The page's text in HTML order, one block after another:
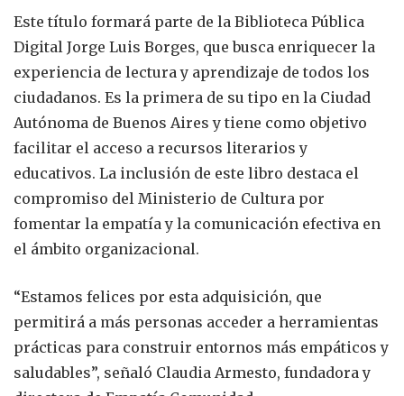
Este título formará parte de la Biblioteca Pública
Digital Jorge Luis Borges, que busca enriquecer la
experiencia de lectura y aprendizaje de todos los
ciudadanos. Es la primera de su tipo en la Ciudad
Autónoma de Buenos Aires y tiene como objetivo
facilitar el acceso a recursos literarios y
educativos. La inclusión de este libro destaca el
compromiso del Ministerio de Cultura por
fomentar la empatía y la comunicación efectiva en
el ámbito organizacional.
“Estamos felices por esta adquisición, que
permitirá a más personas acceder a herramientas
prácticas para construir entornos más empáticos y
saludables”, señaló Claudia Armesto, fundadora y